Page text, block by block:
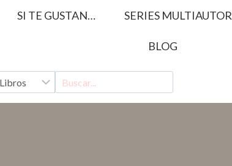
SI TE GUSTAN… SERIES MULTIAUTOR
BLOG